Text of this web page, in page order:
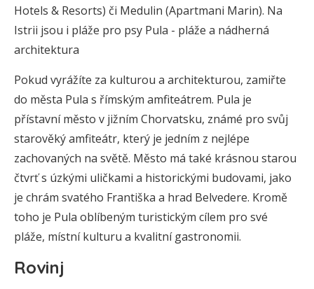
Hotels & Resorts) či Medulin (Apartmani Marin). Na
Istrii jsou i pláže pro psy Pula - pláže a nádherná
architektura
Pokud vyrážíte za kulturou a architekturou, zamiřte
do města Pula s římským amfiteátrem. Pula je
přístavní město v jižním Chorvatsku, známé pro svůj
starověký amfiteátr, který je jedním z nejlépe
zachovaných na světě. Město má také krásnou starou
čtvrť s úzkými uličkami a historickými budovami, jako
je chrám svatého Františka a hrad Belvedere. Kromě
toho je Pula oblíbeným turistickým cílem pro své
pláže, místní kulturu a kvalitní gastronomii.
Rovinj